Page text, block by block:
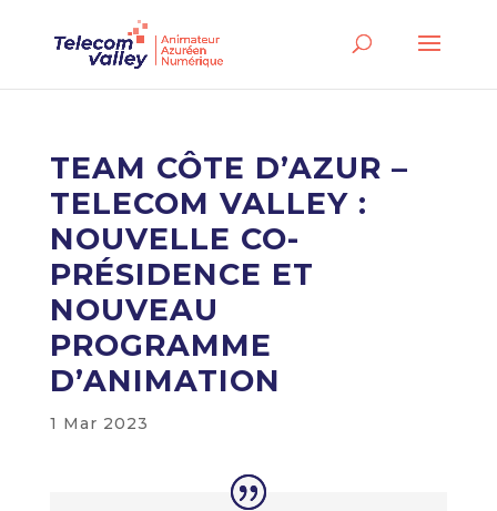
TEAM CÔTE D’AZUR –
TELECOM VALLEY :
NOUVELLE CO-
PRÉSIDENCE ET
NOUVEAU
PROGRAMME
D’ANIMATION
1 Mar 2023